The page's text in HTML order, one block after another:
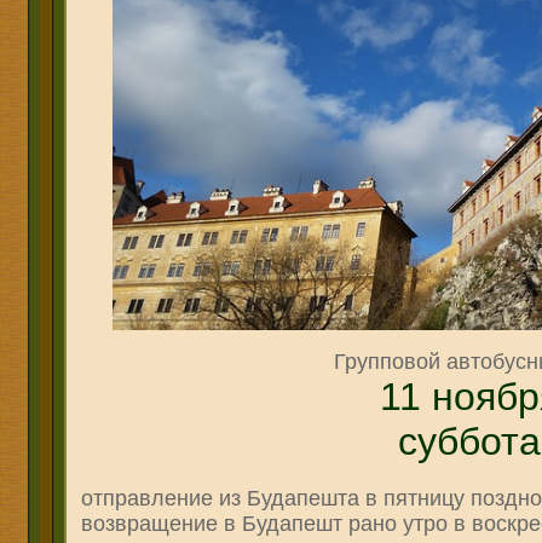
Групповой
11
суббота
отправление из Будапешта в пятницу
возвращение в Будапешт рано утро в